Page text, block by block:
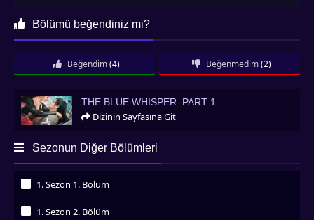
Bölümü beğendiniz mi?
Beğendim (4) Beğenmedim (2)
The Blue Whisper: Part 1
THE BLUE WHISPER: PART 1
Dizinin Sayfasına Git
Sezonun Diğer Bölümleri
1. Sezon 1. Bölüm
1. Sezon 2. Bölüm